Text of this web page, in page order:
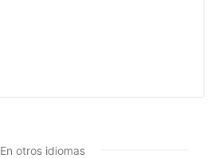
En otros idiomas